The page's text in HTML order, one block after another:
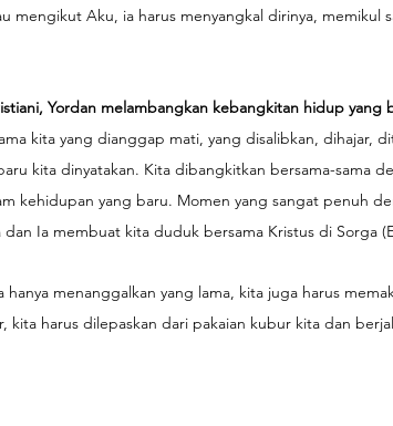
mengikut Aku, ia harus menyangkal dirinya, memikul
Yordan melambangkan kebangkitan hidup yang
kita yang dianggap mati, yang disalibkan, dihajar,
kita dinyatakan. Kita dibangkitkan bersama-sama
kehidupan yang baru. Momen yang sangat penuh
Ia membuat kita duduk bersama Kristus di Sorga
hanya menanggalkan yang lama, kita juga harus
kita harus dilepaskan dari pakaian kubur kita dan